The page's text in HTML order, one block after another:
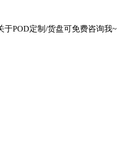
于POD定制/货盘可免费咨询我~